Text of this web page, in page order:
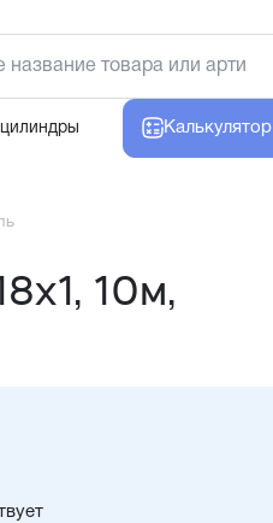
Калькулятор
10м,